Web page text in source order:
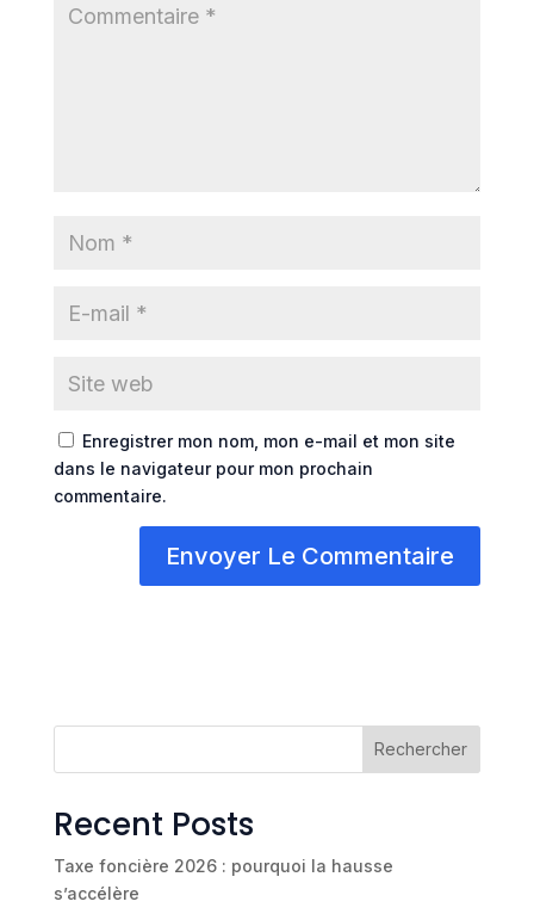
Enregistrer mon nom, mon e-mail et mon site
dans le navigateur pour mon prochain
commentaire.
Rechercher
Recent Posts
Taxe foncière 2026 : pourquoi la hausse
s’accélère